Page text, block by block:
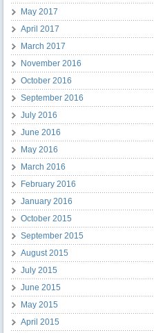
May 2017
April 2017
March 2017
November 2016
October 2016
September 2016
July 2016
June 2016
May 2016
March 2016
February 2016
January 2016
October 2015
September 2015
August 2015
July 2015
June 2015
May 2015
April 2015